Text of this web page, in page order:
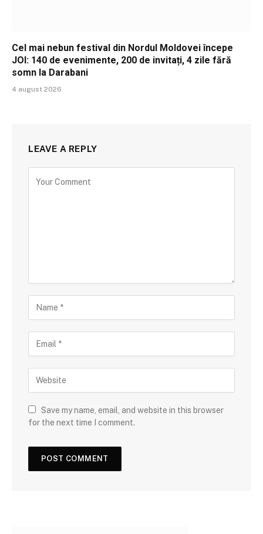
Cel mai nebun festival din Nordul Moldovei începe
JOI: 140 de evenimente, 200 de invitați, 4 zile fără
somn la Darabani
4 august 2026
LEAVE A REPLY
Save my name, email, and website in this browser
for the next time I comment.